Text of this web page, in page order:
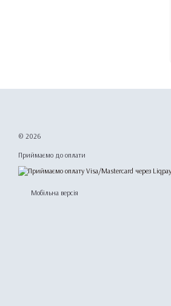
© 2026
Приймаємо до оплати
Мобільна версія